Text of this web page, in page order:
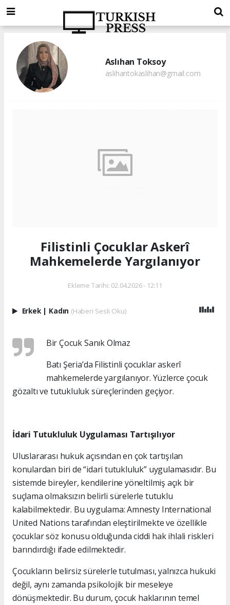
Aslıhan Toksoy
aslihantokaslihan@gmail.com
Filistinli Çocuklar Askerî
Mahkemelerde Yargılanıyor
Ekleme Tarihi: 02.04.2026 - 12:11
Erkek | Kadın (Haberi Sesli Oku)
Bir Çocuk Sanık Olmaz
Batı Şeria’da Filistinli çocuklar askerî
mahkemelerde yargılanıyor. Yüzlerce çocuk
gözaltı ve tutukluluk süreçlerinden geçiyor.
İdari Tutukluluk Uygulaması Tartışılıyor
Uluslararası hukuk açısından en çok tartışılan
konulardan biri de “idari tutukluluk” uygulamasıdır. Bu
sistemde bireyler, kendilerine yöneltilmiş açık bir
suçlama olmaksızın belirli sürelerle tutuklu
kalabilmektedir. Bu uygulama: Amnesty International
United Nations tarafından eleştirilmekte ve özellikle
çocuklar söz konusu olduğunda ciddi hak ihlali riskleri
barındırdığı ifade edilmektedir.
Çocukların belirsiz sürelerle tutulması, yalnızca hukuki
değil, aynı zamanda psikolojik bir meseleye
dönüşmektedir. Bu durum, çocuk haklarının temel